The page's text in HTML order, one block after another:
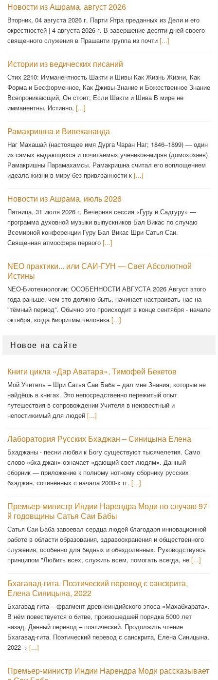
Новости из Ашрама, август 2026
Вторник, 04 августа 2026 г. Парти Ятра преданных из Дели и его
окрестностей | 4 августа 2026 г. В завершение десяти дней своего
священного служения в Прашанти группа из почти [...]
Истории из ведических писаний
Стих 2210: Имманентность Шакти и Шивы Как Жизнь Жизни, Как
Форма и Бесформенное, Как Дживы-Знание и Божественное Знание
Всепроникающий, Он стоит; Если Шакти и Шива В мире не
имманентны, Истинно, [...]
Рамакришна и Вивекананда
Наг Махашай (настоящее имя Дурга Чаран Наг; 1846–1899) — один
из самых выдающихся и почитаемых учеников-мирян (домохозяев)
Рамакришны Парамахамсы. Рамакришна считал его воплощением
идеала жизни в миру без привязанности к [...]
Новости из Ашрама, июль 2026
Пятница, 31 июля 2026 г. Вечерняя сессия «Гуру и Садгуру» —
программа духовной музыки выпускников Бал Викас по случаю
Всемирной конференции Гуру Бал Викас Шри Сатья Саи.
Священная атмосфера первого [...]
NEO практики... или САИ-ГУН — Свет Абсолютной
Истины
NEO-Биотехнологии: ОСОБЕННОСТИ АВГУСТА 2026 Август этого
года раньше, чем это должно быть, начинает настраивать нас на
"тёмный период". Обычно это происходит в конце сентября - начале
октября, когда биоритмы человека[...]
Новое на сайте
Книги цикла «Дар Аватара», Тимофей Бекетов
Мой Учитель – Шри Сатья Саи Баба – дал мне Знания, которые не
найдёшь в книгах. Это непосредственно пережитый опыт
путешествия в сопровождении Учителя в неизвестный и
непостижимый для людей [...]
Лаборатория Русских Бхаджан – Синицына Елена
Бхаджаны - песни любви к Богу существуют тысячелетия. Само
слово «бха-джан» означает «дающий свет людям». Данный
сборник — приложение к полному нотному сборнику русских
бхаджан, сочинённых с начала 2000-х гг. [...]
Премьер-министр Индии Нарендра Моди по случаю 97-
й годовщины Сатья Саи Бабы
Сатья Саи Баба завоевал сердца людей благодаря инновационной
работе в области образования, здравоохранения и общественного
служения, особенно для бедных и обездоленных. Руководствуясь
принципом "Любить всех, служить всем, помогать всегда, не [...]
Бхагавад-гита. Поэтический перевод с санскрита,
Елена Синицына, 2022
Бхагавад-гита – фрагмент древнеиндийского эпоса «Махабхарата».
В нём повествуется о битве, произошедшей порядка 5000 лет
назад. Данный перевод – поэтический. Продолжить чтение
Бхагавад-гита. Поэтический перевод с санскрита, Елена Синицына,
2022→ [...]
Премьер-министр Индии Нарендра Моди рассказывает